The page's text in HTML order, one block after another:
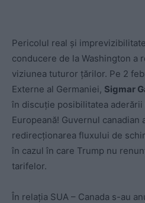
Pericolul real și
conducere de la Washington a
viziunea tuturor țărilor. Pe 2
Externe al Germaniei, Sigmar
în discuție posibilitatea aderării
Europeană! Guvernul canadian
redirecționarea fluxului de
în cazul în care Trump nu
tarifelor.
În relația SUA – Canada s-au